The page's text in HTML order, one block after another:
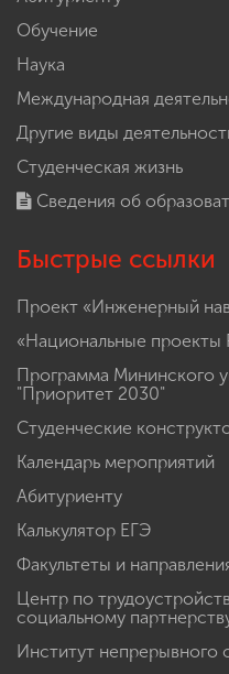
Обучение
Наука
Международная
Другие виды
Студенческая жизнь
Сведения об
Быстрые ссылки
Проект «Инженерный
«Национальные проекты
Программа Мининского
"Приоритет 2030"
Студенческие
Календарь мероприятий
Абитуриенту
Калькулятор ЕГЭ
Факультеты и
Центр по
социальному
Институт непрерывного